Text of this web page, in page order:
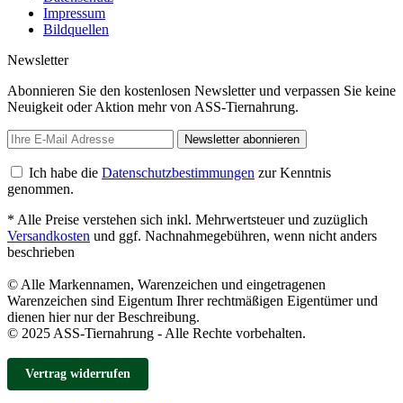
Impressum
Bildquellen
Newsletter
Abonnieren Sie den kostenlosen Newsletter und verpassen Sie keine
Neuigkeit oder Aktion mehr von ASS-Tiernahrung.
Newsletter abonnieren
Ich habe die Datenschutzbestimmungen zur Kenntnis
genommen.
* Alle Preise verstehen sich inkl. Mehrwertsteuer und zuzüglich
Versandkosten und ggf. Nachnahmegebühren, wenn nicht anders
beschrieben
© Alle Markennamen, Warenzeichen und eingetragenen
Warenzeichen sind Eigentum Ihrer rechtmäßigen Eigentümer und
dienen hier nur der Beschreibung.
© 2025 ASS-Tiernahrung - Alle Rechte vorbehalten.
Vertrag widerrufen